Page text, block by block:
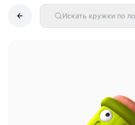
Искать кружки по